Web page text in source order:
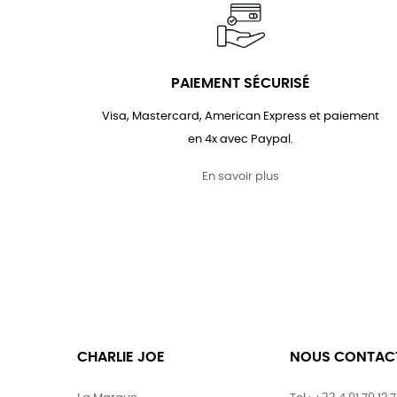
PAIEMENT SÉCURISÉ
Visa, Mastercard, American Express et paiement
en 4x avec Paypal.
En savoir plus
CHARLIE JOE NOUS